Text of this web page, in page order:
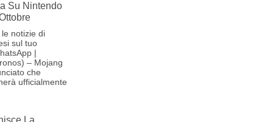
Su Nintendo
notizie di
sul tuo
|
– Mojang
che
ufficialmente
La